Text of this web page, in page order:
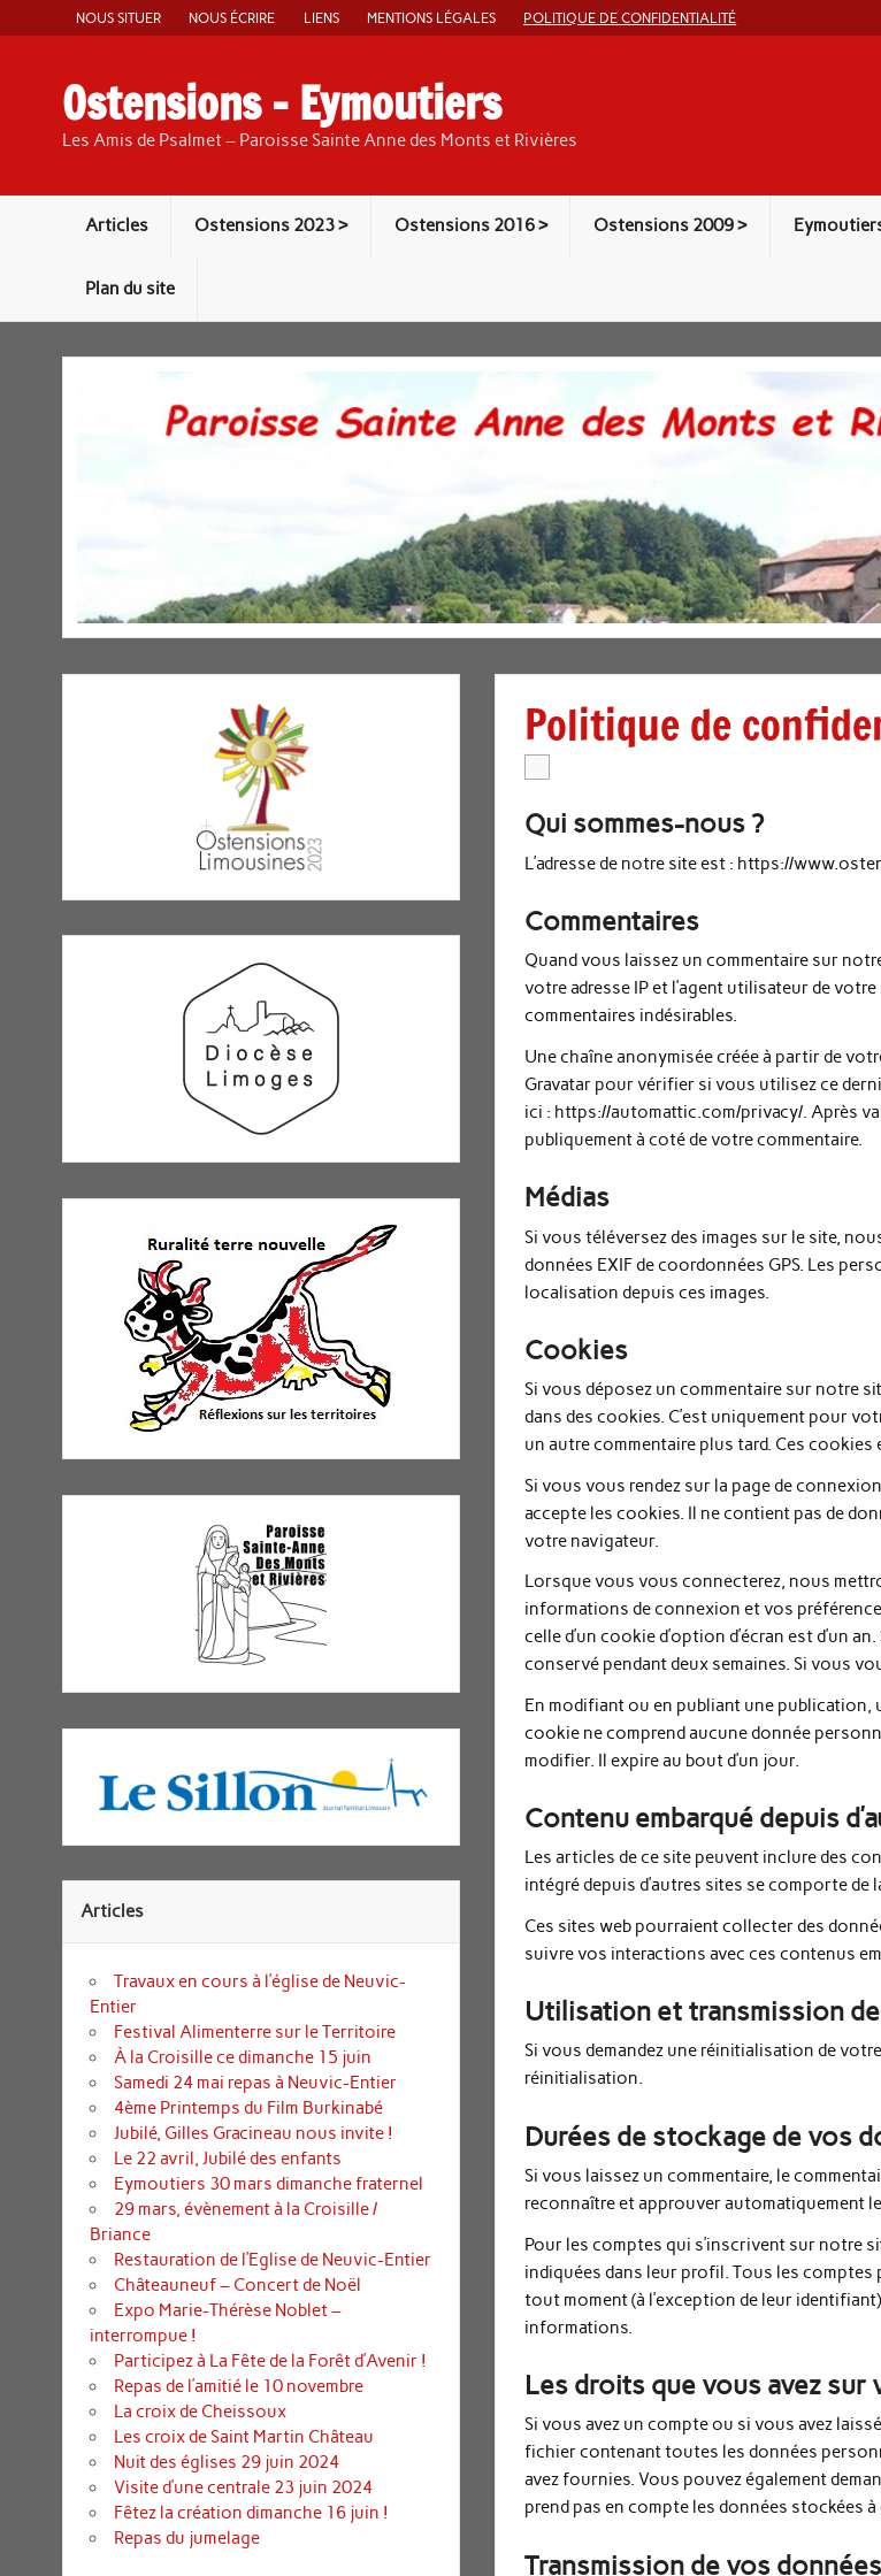
content
NOUS SITUER NOUS ÉCRIRE LIENS MENTIONS LÉGALES POLITIQUE DE CONFIDENTIALITÉ
Ostensions – Eymoutiers
Les Amis de Psalmet – Paroisse Sainte Anne des Monts et Rivières
Articles Ostensions 2023 > Ostensions 2016 > Ostensions 2009 >
Plan du site
Politique de
Qui sommes-nous ?
L’adresse de notre site est : https://
Commentaires
Quand vous laissez un commentaire sur
votre adresse IP et l’agent utilisateur de
commentaires indésirables.
Une chaîne anonymisée créée à partir de
Gravatar pour vérifier si vous utilisez ce
ici : https://automattic.com/privacy/. Après
publiquement à coté de votre commentaire.
Médias
Si vous téléversez des images sur le site,
données EXIF de coordonnées GPS. Les
localisation depuis ces images.
Cookies
Si vous déposez un commentaire sur notre
dans des cookies. C’est uniquement pour
un autre commentaire plus tard. Ces cookies
Si vous vous rendez sur la page de
accepte les cookies. Il ne contient pas de
votre navigateur.
Lorsque vous vous connecterez, nous
informations de connexion et vos
celle d’un cookie d’option d’écran est d’un
conservé pendant deux semaines. Si vous
En modifiant ou en publiant une publication,
cookie ne comprend aucune donnée
modifier. Il expire au bout d’un jour.
Contenu embarqué depuis
Les articles de ce site peuvent inclure des
intégré depuis d’autres sites se comporte de
Ces sites web pourraient collecter des
suivre vos interactions avec ces contenus
Utilisation et transmission
Si vous demandez une réinitialisation de
réinitialisation.
Durées de stockage de vos
Si vous laissez un commentaire, le
reconnaître et approuver automatiquement
Pour les comptes qui s’inscrivent sur notre
indiquées dans leur profil. Tous les
tout moment (à l’exception de leur
informations.
Les droits que vous avez sur
Si vous avez un compte ou si vous avez
fichier contenant toutes les données
avez fournies. Vous pouvez également
prend pas en compte les données stockées
Transmission de vos
Articles
Travaux en cours à l’église de Neuvic-
Entier
Festival Alimenterre sur le Territoire
À la Croisille ce dimanche 15 juin
Samedi 24 mai repas à Neuvic-Entier
4ème Printemps du Film Burkinabé
Jubilé, Gilles Gracineau nous invite !
Le 22 avril, Jubilé des enfants
Eymoutiers 30 mars dimanche fraternel
29 mars, évènement à la Croisille /
Briance
Restauration de l’Eglise de Neuvic-Entier
Châteauneuf – Concert de Noël
Expo Marie-Thérèse Noblet –
interrompue !
Participez à La Fête de la Forêt d’Avenir !
Repas de l’amitié le 10 novembre
La croix de Cheissoux
Les croix de Saint Martin Château
Nuit des églises 29 juin 2024
Visite d’une centrale 23 juin 2024
Fêtez la création dimanche 16 juin !
Repas du jumelage